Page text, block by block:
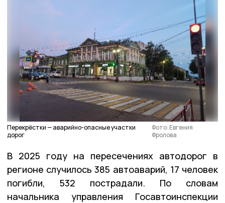
Перекрёстки — аварийно-опасные участки
дорог
Фото: Евгения
Фролова
В 2025 году на пересечениях автодорог в
регионе случилось 385 автоаварий, 17 человек
погибли, 532 пострадали. По словам
начальника управления Госавтоинспекции